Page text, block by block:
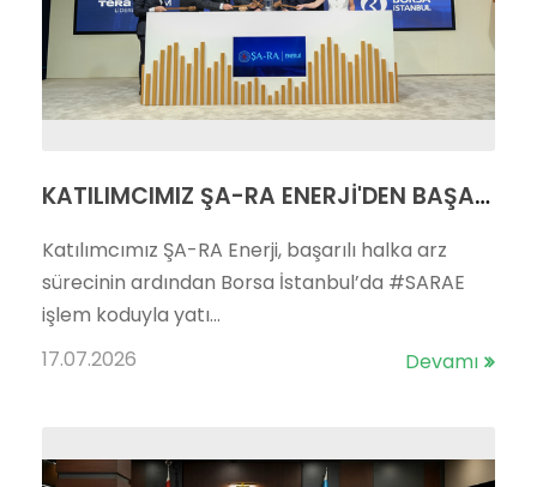
KATILIMCIMIZ ŞA-RA ENERJİ'DEN BAŞARILI HALKA ARZ
Katılımcımız ŞA-RA Enerji, başarılı halka arz
sürecinin ardından Borsa İstanbul’da #SARAE
işlem koduyla yatı...
17.07.2026
Devamı